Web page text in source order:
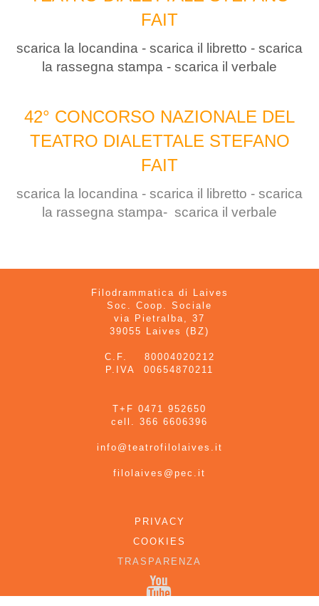
FAIT
scarica la locandina - scarica il libretto - scarica
la rassegna stampa - scarica il verbale
42° CONCORSO NAZIONALE DEL
TEATRO DIALETTALE STEFANO
FAIT
scarica la locandina - scarica il libretto - scarica
la rassegna stampa- scarica il verbale
Filodrammatica di Laives
Soc. Coop. Sociale
via Pietralba, 37
39055 Laives (BZ)
C.F. 80004020212
P.IVA 00654870211
T+F 0471 952650
cell. 366 6606396
info@teatrofilolaives.it
filolaives@pec.it
PRIVACY
COOKIES
TRASPARENZA